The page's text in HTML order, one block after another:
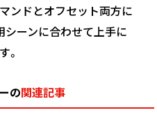
(￥4,050 税込)
ンドとオフセット両方に
シーンに合わせて上手に
。
の関連記事